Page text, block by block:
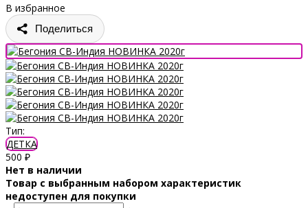
В избранное
Поделиться
Тип:
ДЕТКА
500 ₽
Нет в наличии
Товар с выбранным набором характеристик
недоступен для покупки